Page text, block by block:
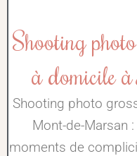
Shooting
à domicile
Shooting photo
Mont-de-Marsan
moments de